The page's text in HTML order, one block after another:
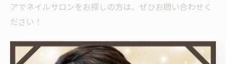
アでネイルサロンをお探しの方は、ぜひお問い合わせく
ださい！